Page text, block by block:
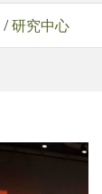
/研究中心